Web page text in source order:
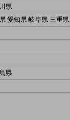
県
愛知県 岐阜県 三重県
県